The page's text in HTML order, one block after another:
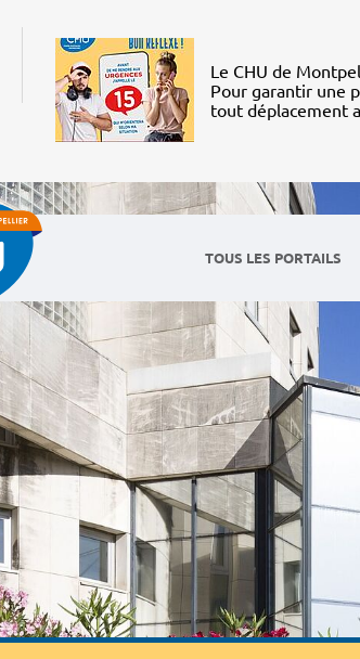
Le CHU de
Pour garantir une
tout déplacement
TOUS LES PORTAILS